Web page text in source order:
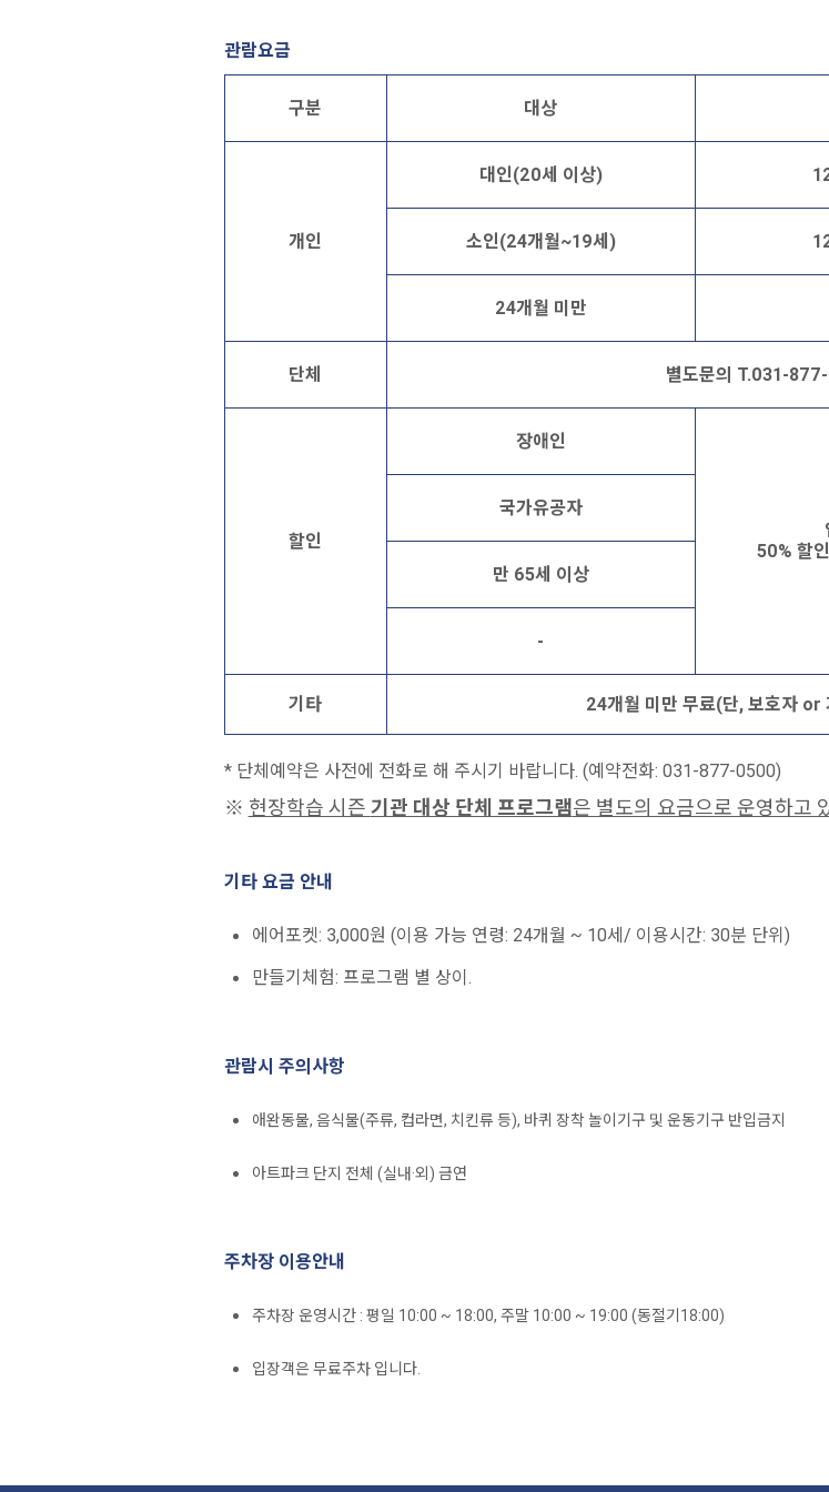
관람요금
구분 대상
개인
대인(20세 이상)
소인(24개월~19세)
24개월 미만
단체 별도문의 T.031-
할인
장애인
50% 할
국가유공자
만 65세 이상
-
기타 24개월 미만 무료(단, 보호자 or
* 단체예약은 사전에 전화로 해 주시기 바랍니다. (예약전화: 031-877-0500)
※ 현장학습 시즌 기관 대상 단체 프로그램은 별도의 요금으로 운영하고
기타 요금 안내
에어포켓: 3,000원 (이용 가능 연령: 24개월 ~ 10세/ 이용시간: 30분 단위)
만들기체험: 프로그램 별 상이.
관람시 주의사항
애완동물, 음식물(주류, 컵라면, 치킨류 등), 바퀴 장착 놀이기구 및 운동기구 반입금지
아트파크 단지 전체 (실내·외) 금연
주차장 이용안내
주차장 운영시간 : 평일 10:00 ~ 18:00, 주말 10:00 ~ 19:00 (동절기18:00)
입장객은 무료주차 입니다.